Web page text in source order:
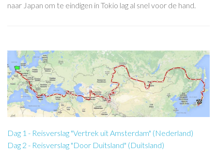
naar Japan om te eindigen in Tokio lag al snel voor de hand.
Dag 1 - Reisverslag "Vertrek uit Amsterdam" (Nederland)
Dag 2 - Reisverslag "Door Duitsland" (Duitsland)